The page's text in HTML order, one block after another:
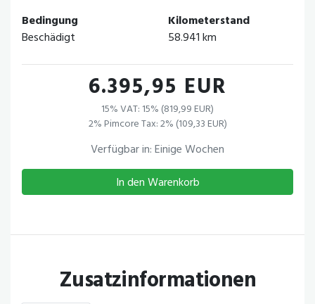
Bedingung
Beschädigt
Kilometerstand
58.941 km
6.395,95 EUR
15% VAT: 15% (819,99 EUR)
2% Pimcore Tax: 2% (109,33 EUR)
Verfügbar in: Einige Wochen
In den Warenkorb
Zusatzinformationen